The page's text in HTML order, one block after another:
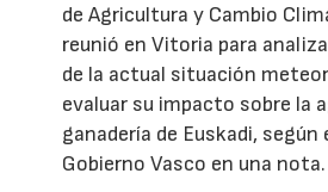
de Agricultura y Cambio
reunió en Vitoria para
de la actual situación
evaluar su impacto sobre la
ganadería de Euskadi, según
Gobierno Vasco en una nota.